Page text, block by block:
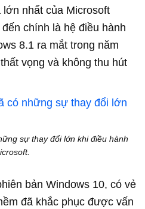
nhất của Microsoft
chính là hệ điều hành
8.1 ra mắt trong năm
vọng và không thu hút
sự thay đổi lớn khi điều hành
bản Windows 10, có vẻ
đã khắc phục được vấn